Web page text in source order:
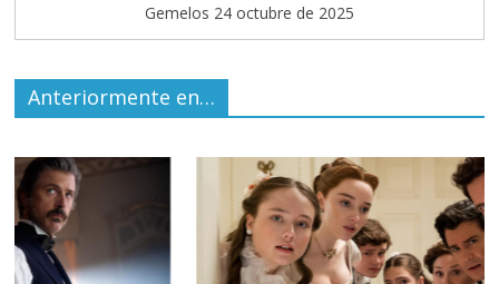
Gemelos 24 octubre de 2025
Anteriormente en…